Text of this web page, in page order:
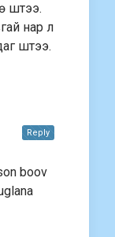
штээ.
нар л
штээ.
boov
Reply